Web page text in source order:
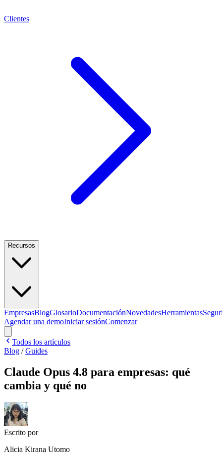
Clientes
Recursos
EmpresasBlogGlosarioDocumentaciónNovedadesHerramientas
Agendar una demoIniciar sesiónComenzar
Todos los artículos
Blog /Guides
Claude Opus 4.8 para empresas: qué
cambia y qué no
Escrito por
Alicia Kirana Utomo